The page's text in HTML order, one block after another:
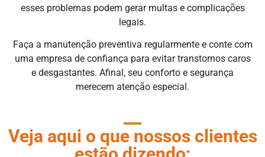
esses problemas podem gerar multas e complicações
legais.
Faça a manutenção preventiva regularmente e conte com
uma empresa de confiança para evitar transtornos caros
e desgastantes. Afinal, seu conforto e segurança
merecem atenção especial.
Veja aqui o que nossos clientes